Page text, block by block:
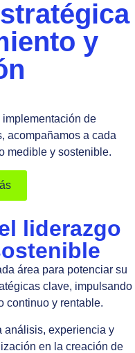
y
de
acompañamos a cada
medible y sostenible.
liderazgo
área para potenciar su
clave, impulsando
continuo y rentable.
análisis, experiencia y
en la creación de